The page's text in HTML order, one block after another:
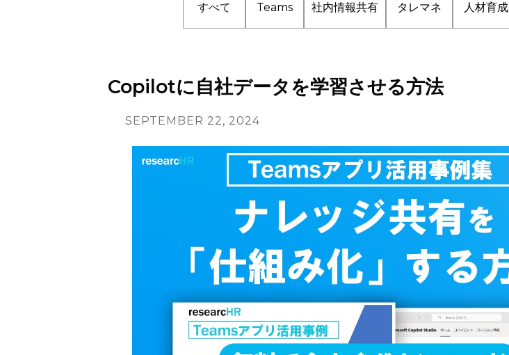
すべて Teams 社内情報共有 タレマネ 人材育成
Copilotに自社データを学習させる方法
SEPTEMBER 22, 2024